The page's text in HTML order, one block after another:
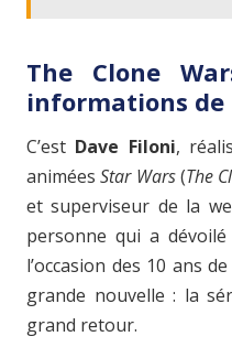
The Clone
informations de
C’est Dave Filoni,
animéesStar Wars(The
et superviseur de la
personne qui a
l’occasion des 10 ans
grande nouvelle : la
grand retour.